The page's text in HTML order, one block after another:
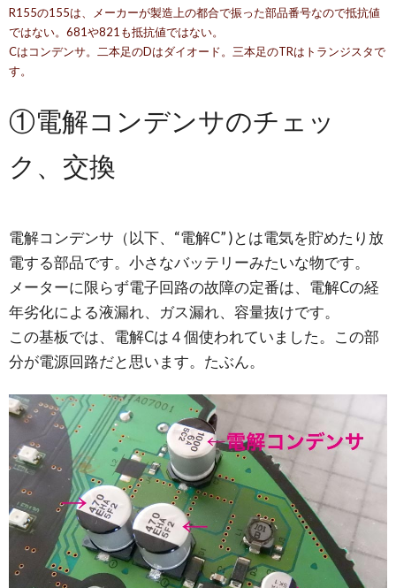
R155の155は、メーカーが製造上の都合で振った部品番号なので抵抗値
ではない。681や821も抵抗値ではない。
Cはコンデンサ。二本足のDはダイオード。三本足のTRはトランジスタで
す。
①電解コンデンサのチェッ
ク、交換
電解コンデンサ（以下、“電解C” )とは電気を貯めたり放
電する部品です。小さなバッテリーみたいな物です。
メーターに限らず電子回路の故障の定番は、電解Cの経
年劣化による液漏れ、ガス漏れ、容量抜けです。
この基板では、電解Cは４個使われていました。この部
分が電源回路だと思います。たぶん。